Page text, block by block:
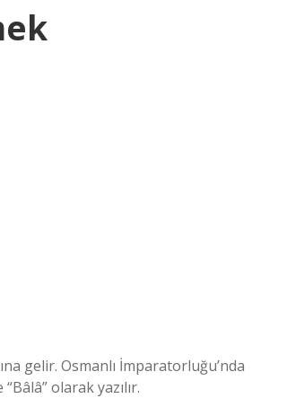
gelir. Osmanlı İmparatorluğu’nda
olarak yazılır.